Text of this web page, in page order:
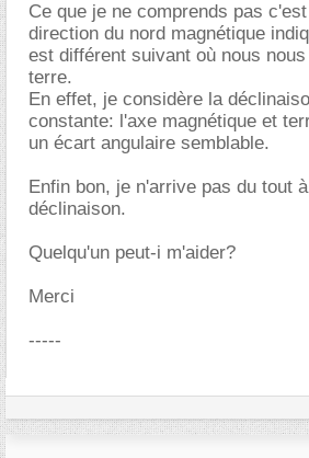
Ce que je ne comprends pas
direction du nord magnétique
est différent suivant où nous
terre.
En effet, je considère la
constante: l'axe magnétique et
un écart angulaire semblable.
Enfin bon, je n'arrive pas du tout
déclinaison.
Quelqu'un peut-i m'aider?
Merci
-----